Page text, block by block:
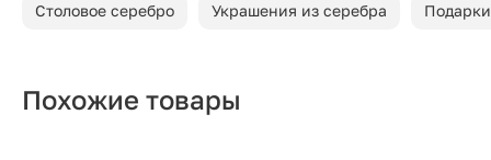
Столовое серебро Украшения из серебра
Похожие товары